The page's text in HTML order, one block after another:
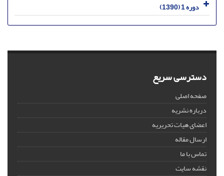
دوره 1 (1390)
دسترسی سریع
صفحه اصلی
درباره نشریه
اعضای هیات تحریریه
ارسال مقاله
تماس با ما
نقشه سایت